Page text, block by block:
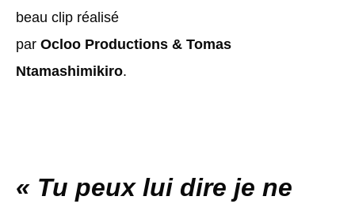
beau clip réalisé
par Ocloo Productions & Tomas
Ntamashimikiro.
« Tu peux lui dire je ne